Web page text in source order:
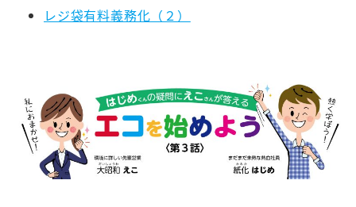
レジ袋有料義務化（２）